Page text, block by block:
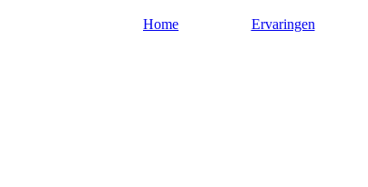
Home Ervaringen